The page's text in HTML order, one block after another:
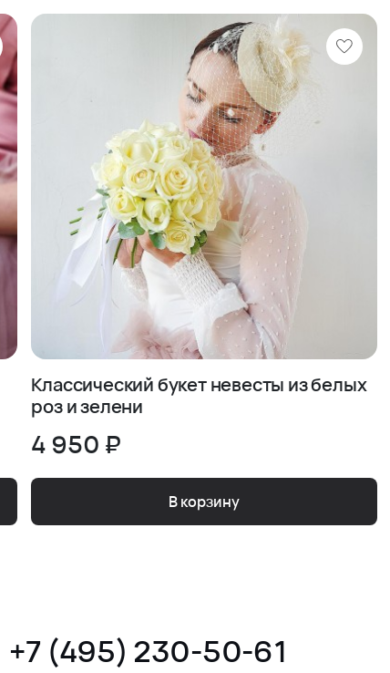
Классический букет невесты из белых
роз и зелени
4 950 ₽
В корзину
+7 (495) 230-50-61